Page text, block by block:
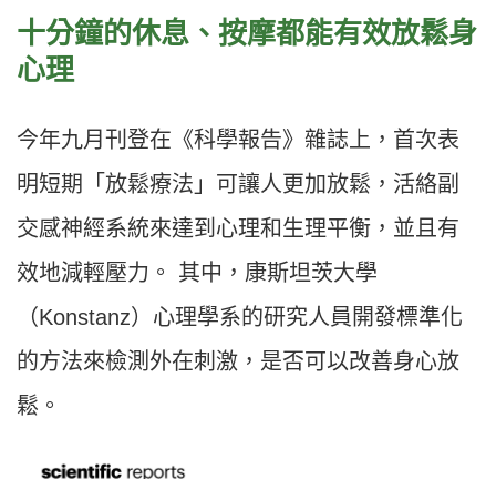
十分鐘的休息、按摩都能有效放鬆身
心理
今年九月刊登在《科學報告》雜誌上，首次表
明短期「放鬆療法」可讓人更加放鬆，活絡副
交感神經系統來達到心理和生理平衡，並且有
效地減輕壓力。
其中，康斯坦茨大學
（Konstanz）心理學系的研究人員開發標準化
的方法來檢測外在刺激，是否可以改善身心放
鬆。